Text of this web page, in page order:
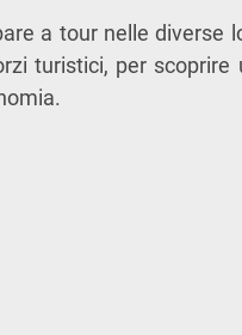
a tour nelle diverse
turistici, per scoprire